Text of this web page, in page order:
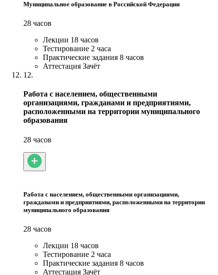
Муниципальное образование в Российской Федерации
28 часов
Лекции 18 часов
Тестирование 2 часа
Практические задания 8 часов
Аттестация Зачёт
12.
Работа с населением, общественными
организациями, гражданами и предприятиями,
расположенными на территории муниципального
образования
28 часов
Работа с населением, общественными организациями,
гражданами и предприятиями, расположенными на территории
муниципального образования
28 часов
Лекции 18 часов
Тестирование 2 часа
Практические задания 8 часов
Аттестация Зачёт